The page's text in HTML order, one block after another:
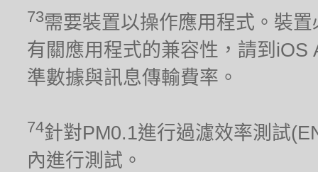
73需要裝置以操作應用程式。裝
有關應用程式的兼容性，請到
準數據與訊息傳輸費率。
74針對PM0.1進行過濾效率測試
內進行測試。